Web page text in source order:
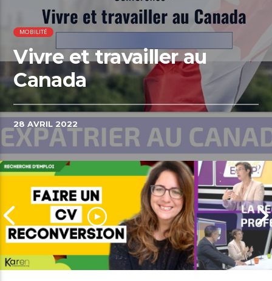
MOBILITÉ
Vivre et travailler au
Canada
28 AVRIL 2022